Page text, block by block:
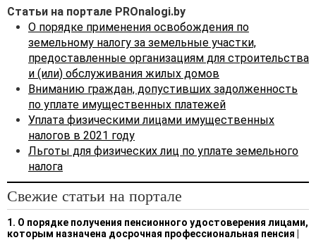
Статьи на портале PROnalogi.by
О порядке применения освобождения по
земельному налогу за земельные участки,
предоставленные организациям для строительства
и (или) обслуживания жилых домов
Вниманию граждан, допустивших задолженность
по уплате имущественных платежей
Уплата физическими лицами имущественных
налогов в 2021 году
Льготы для физических лиц по уплате земельного
налога
Свежие статьи на портале
1. О порядке получения пенсионного удостоверения лицами,
которым назначена досрочная профессиональная пенсия